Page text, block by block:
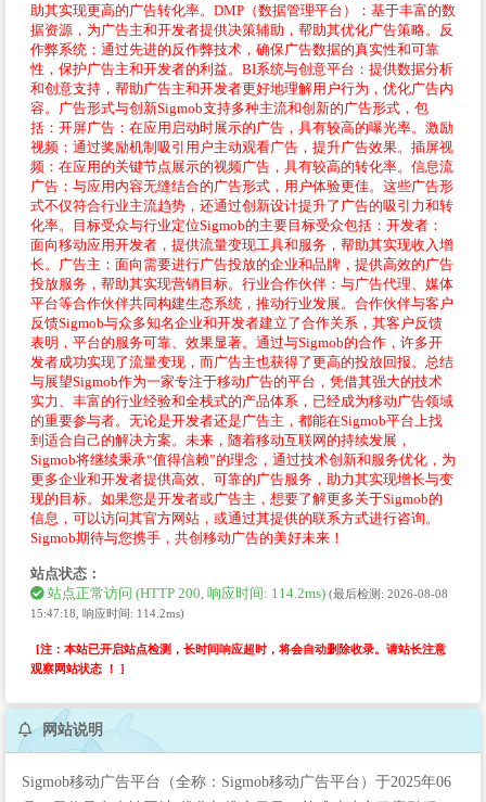
助其实现更高的广告转化率。DMP（数据管理平台）：基于丰富的数
据资源，为广告主和开发者提供决策辅助，帮助其优化广告策略。反
作弊系统：通过先进的反作弊技术，确保广告数据的真实性和可靠
性，保护广告主和开发者的利益。BI系统与创意平台：提供数据分析
和创意支持，帮助广告主和开发者更好地理解用户行为，优化广告内
容。广告形式与创新Sigmob支持多种主流和创新的广告形式，包
括：开屏广告：在应用启动时展示的广告，具有较高的曝光率。激励
视频：通过奖励机制吸引用户主动观看广告，提升广告效果。插屏视
频：在应用的关键节点展示的视频广告，具有较高的转化率。信息流
广告：与应用内容无缝结合的广告形式，用户体验更佳。这些广告形
式不仅符合行业主流趋势，还通过创新设计提升了广告的吸引力和转
化率。目标受众与行业定位Sigmob的主要目标受众包括：开发者：
面向移动应用开发者，提供流量变现工具和服务，帮助其实现收入增
长。广告主：面向需要进行广告投放的企业和品牌，提供高效的广告
投放服务，帮助其实现营销目标。行业合作伙伴：与广告代理、媒体
平台等合作伙伴共同构建生态系统，推动行业发展。合作伙伴与客户
反馈Sigmob与众多知名企业和开发者建立了合作关系，其客户反馈
表明，平台的服务可靠、效果显著。通过与Sigmob的合作，许多开
发者成功实现了流量变现，而广告主也获得了更高的投放回报。总结
与展望Sigmob作为一家专注于移动广告的平台，凭借其强大的技术
实力、丰富的行业经验和全栈式的产品体系，已经成为移动广告领域
的重要参与者。无论是开发者还是广告主，都能在Sigmob平台上找
到适合自己的解决方案。未来，随着移动互联网的持续发展，
Sigmob将继续秉承“值得信赖”的理念，通过技术创新和服务优化，为
更多企业和开发者提供高效、可靠的广告服务，助力其实现增长与变
现的目标。如果您是开发者或广告主，想要了解更多关于Sigmob的
信息，可以访问其官方网站，或通过其提供的联系方式进行咨询。
Sigmob期待与您携手，共创移动广告的美好未来！
站点状态：
站点正常访问 (HTTP 200, 响应时间: 114.2ms) (最后检测: 2026-08-08
15:47:18, 响应时间: 114.2ms)
[注：本站已开启站点检测，长时间响应超时，将会自动删除收录。请站长注意
观察网站状态 ！ ]
网站说明
Sigmob移动广告平台（全称：Sigmob移动广告平台）于2025年06